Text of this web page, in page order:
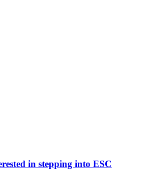
in stepping into ESC